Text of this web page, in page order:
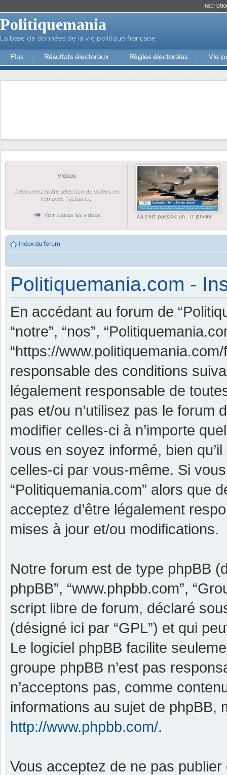
Politiquemania
La base de données de la vie politique française
Elus Résultats électoraux Règles électorales Vie
Vidéos
Découvrez notre sélection de vidéos en
lien avec l'actualité.
Voir toutes les vidéos Ãa s'est passÃ© un... 17 janvier
Index du forum
Politiquemania.com -
En accédant au forum de
“notre”, “nos”,
“https://
responsable des conditions
légalement responsable de
pas et/ou n’utilisez pas le forum
modifier celles-ci à n’importe
vous en soyez informé, bien
celles-ci par vous-même. Si
“Politiquemania.com” alors que
acceptez d’être légalement
mises à jour et/ou modifications.
Notre forum est de type phpBB
phpBB”, “www.phpbb.com”,
script libre de forum, déclaré
(désigné ici par “GPL”) et qui
Le logiciel phpBB facilite
groupe phpBB n’est pas
n’acceptons pas, comme
informations au sujet de phpBB,
http://www.phpbb.com/.
Vous acceptez de ne pas